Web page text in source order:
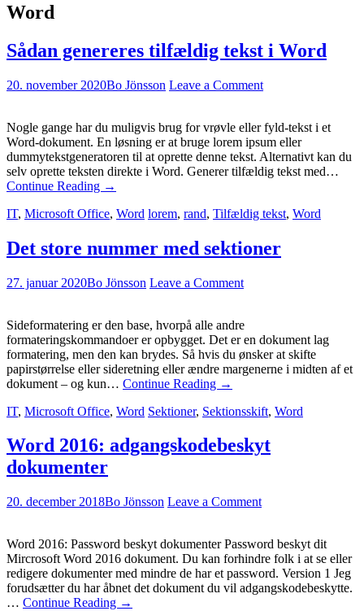
Word
Sådan genereres tilfældig tekst i Word
20. november 2020Bo Jönsson Leave a Comment
Nogle gange har du muligvis brug for vrøvle eller fyld-tekst i et
Word-dokument. En løsning er at bruge lorem ipsum eller
dummytekstgeneratoren til at oprette denne tekst. Alternativt kan du
selv oprette teksten direkte i Word. Generer tilfældig tekst med…
Continue Reading →
IT, Microsoft Office, Word lorem, rand, Tilfældig tekst, Word
Det store nummer med sektioner
27. januar 2020Bo Jönsson Leave a Comment
Sideformatering er den base, hvorpå alle andre
formateringskommandoer er opbygget. Det er en dokument lag
formatering, men den kan brydes. Så hvis du ønsker at skifte
papirstørrelse eller sideretning eller ændre margenerne i midten af et
dokument – og kun… Continue Reading →
IT, Microsoft Office, Word Sektioner, Sektionsskift, Word
Word 2016: adgangskodebeskyt
dokumenter
20. december 2018Bo Jönsson Leave a Comment
Word 2016: Password beskyt dokumenter Password beskyt dit
Mircrosoft Word 2016 dokument. Du kan forhindre folk i at se eller
redigere dokumenter med mindre de har et password. Version 1 Jeg
forudsætter du har åbnet det dokument du vil adgangskodebeskytte.
… Continue Reading →